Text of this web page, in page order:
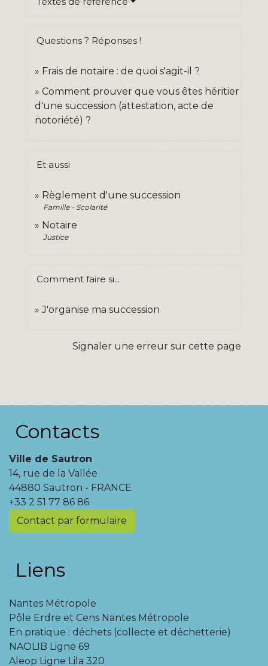
Questions ? Réponses !
Frais de notaire : de quoi s'agit-il ?
Comment prouver que vous êtes héritier
d'une succession (attestation, acte de
notoriété) ?
Et aussi
Règlement d'une succession
Famille - Scolarité
Notaire
Justice
Comment faire si...
J'organise ma succession
Signaler une erreur sur cette page
Contacts
Ville de Sautron
14, rue de la Vallée
44880 Sautron - FRANCE
+33 2 51 77 86 86
Contact par formulaire
Liens
Nantes Métropole
Pôle Erdre et Cens Nantes Métropole
En pratique : déchets (collecte et déchetterie)
NAOLIB Ligne 69
Aleop Ligne Lila 320